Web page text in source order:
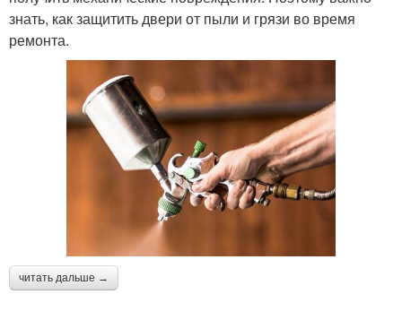
знать, как защитить двери от пыли и грязи во время
ремонта.
читать дальше →